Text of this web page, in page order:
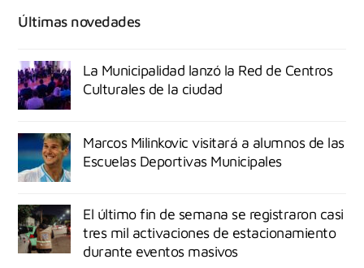
Últimas novedades
La Municipalidad lanzó la Red de Centros
Culturales de la ciudad
Marcos Milinkovic visitará a alumnos de las
Escuelas Deportivas Municipales
El último fin de semana se registraron casi
tres mil activaciones de estacionamiento
durante eventos masivos